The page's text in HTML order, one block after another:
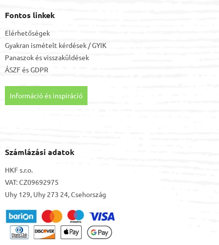
Fontos linkek
Elérhetőségek
Gyakran ismételt kérdések / GYIK
Panaszok és visszaküldések
ÁSZF ésGDPR
Információ és inspiráció
Számlázási adatok
HKF s.r.o.
VAT: CZ09692975
Uhy 129, Uhy 273 24, Csehország